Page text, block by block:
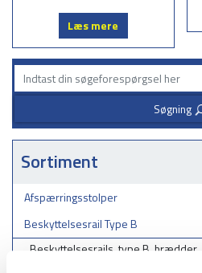
Søgning
Sortiment
Afspærringsstolper
Beskyttelsesrail Type B
Beskyttelsesrails, type B, brædder
Læs mere